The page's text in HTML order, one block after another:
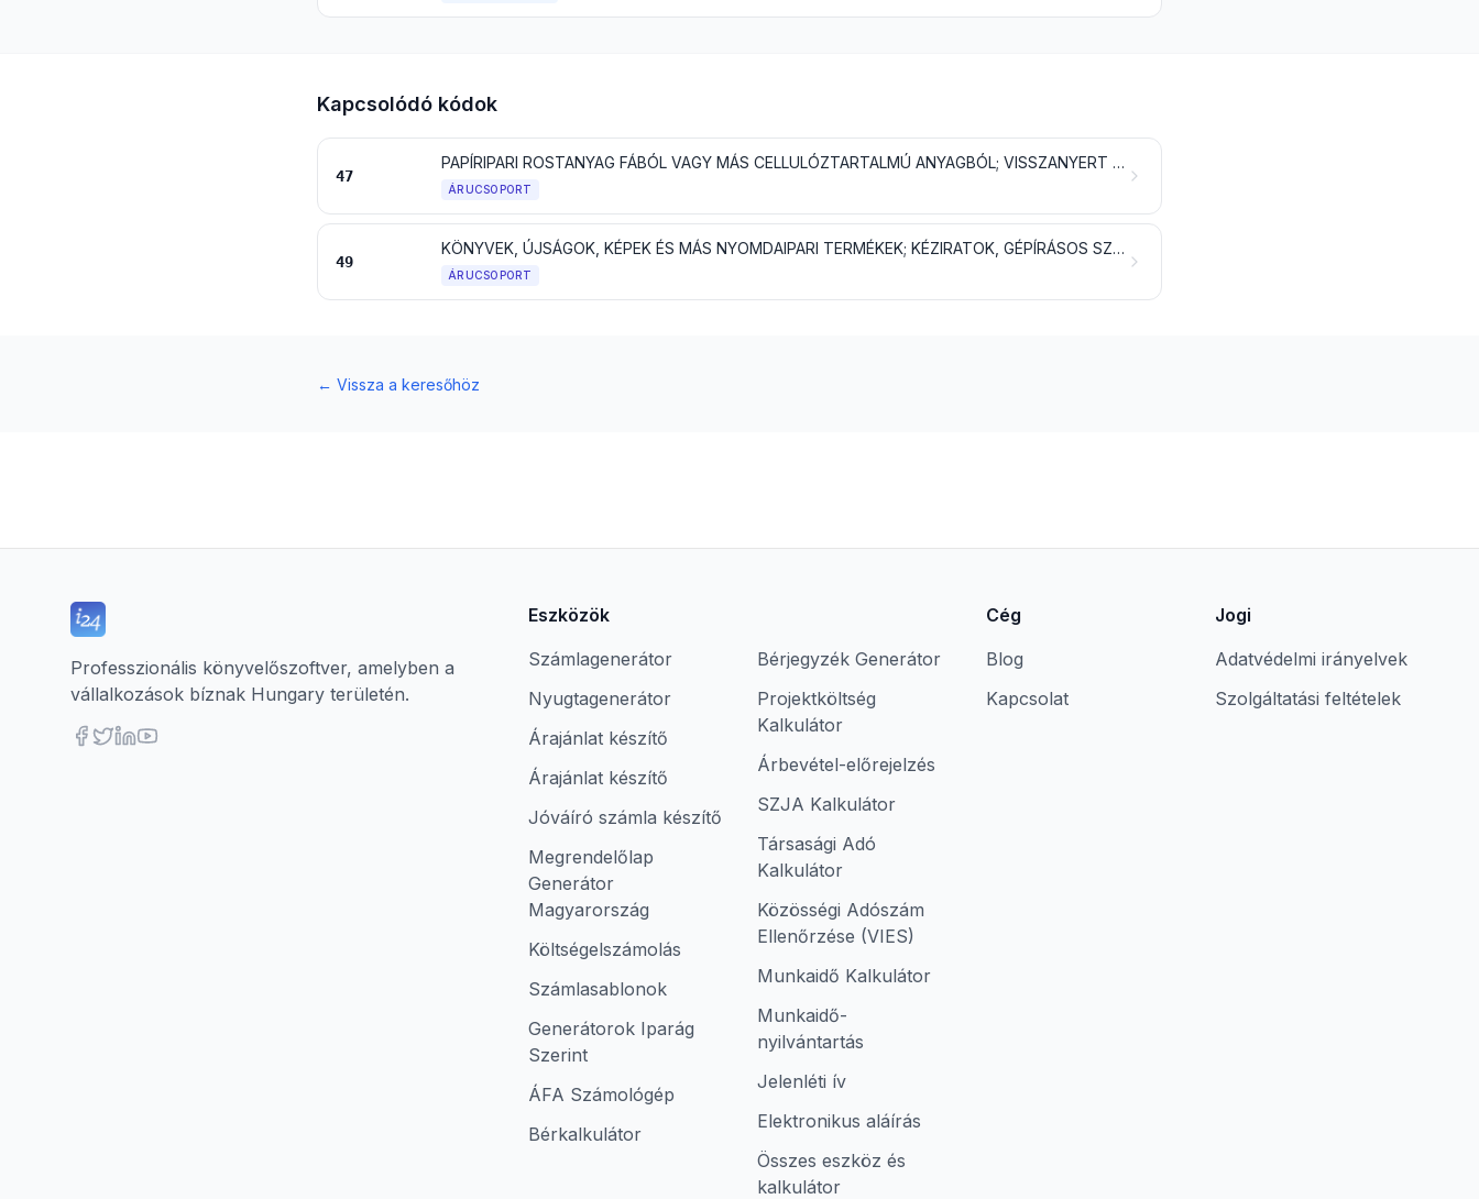
Kapcsolódó kódok
47
PAPÍRIPARI ROSTANYAG FÁBÓL VAGY MÁS CELLULÓZTARTALMÚ ANYAGBÓL; VISSZANYERT (HULLADÉK ÉS HASZNÁLT) PAPÍR VAGY KARTON
ÁRUCSOPORT
49
KÖNYVEK, ÚJSÁGOK, KÉPEK ÉS MÁS NYOMDAIPARI TERMÉKEK; KÉZIRATOK, GÉPÍRÁSOS SZÖVEGEK ÉS TERVRAJZOK
ÁRUCSOPORT
← Vissza a keresőhöz
Professzionális könyvelőszoftver, amelyben a
vállalkozások bíznak Hungary területén.
Eszközök
Számlagenerátor
Nyugtagenerátor
Árajánlat készítő
Árajánlat készítő
Jóváíró számla készítő
Megrendelőlap
Generátor
Magyarország
Költségelszámolás
Számlasablonok
Generátorok Iparág
Szerint
ÁFA Számológép
Bérkalkulátor
Bérjegyzék Generátor
Projektköltség
Kalkulátor
Árbevétel-előrejelzés
SZJA Kalkulátor
Társasági Adó
Kalkulátor
Közösségi Adószám
Ellenőrzése (VIES)
Munkaidő Kalkulátor
Munkaidő-
nyilvántartás
Jelenléti ív
Elektronikus aláírás
Összes eszköz és
kalkulátor
Cég
Blog
Kapcsolat
Jogi
Adatvédelmi irányelvek
Szolgáltatási feltételek